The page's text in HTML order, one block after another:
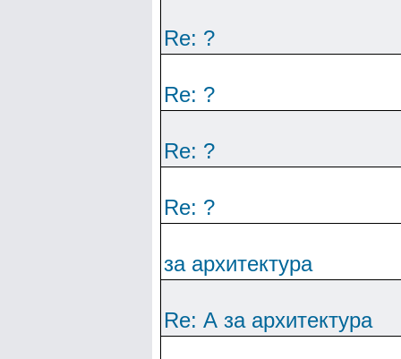
Re: ?
Re: ?
Re: ?
Re: ?
за архитектура
Re: А за архитектура